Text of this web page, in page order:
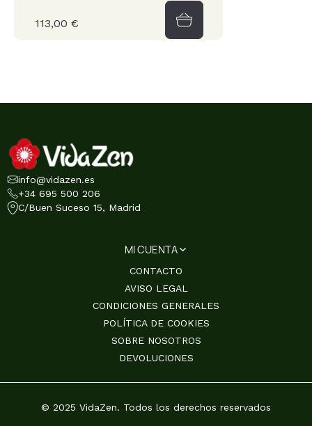
113,00 €
info@vidazen.es
+34 695 500 206
C/Buen Suceso 15, Madrid
MI CUENTA
CONTACTO
AVISO LEGAL
CONDICIONES GENERALES
POLÍTICA DE COOKIES
SOBRE NOSOTROS
DEVOLUCIONES
© 2025 VidaZen. Todos los derechos reservados